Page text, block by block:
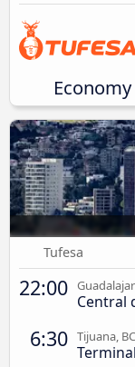
Economy
Tufesa
22:00
Central
6:30 Tijuana, BC